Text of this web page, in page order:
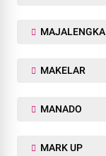
MAJALENGKA
MAKELAR
MANADO
MARK UP